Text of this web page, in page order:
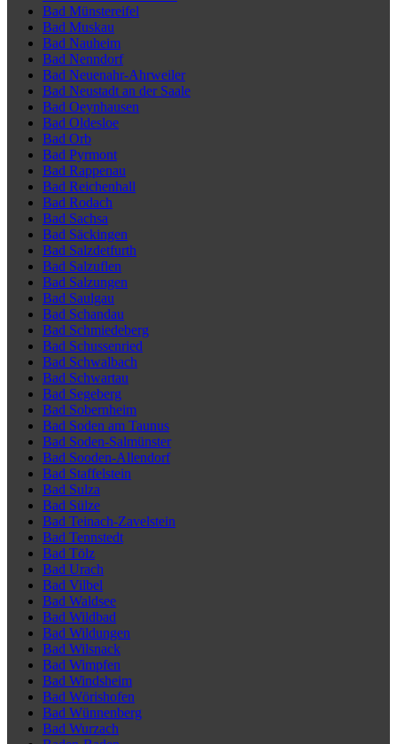
Bad Münstereifel
Bad Muskau
Bad Nauheim
Bad Nenndorf
Bad Neuenahr-Ahrweiler
Bad Neustadt an der Saale
Bad Oeynhausen
Bad Oldesloe
Bad Orb
Bad Pyrmont
Bad Rappenau
Bad Reichenhall
Bad Rodach
Bad Sachsa
Bad Säckingen
Bad Salzdetfurth
Bad Salzuflen
Bad Salzungen
Bad Saulgau
Bad Schandau
Bad Schmiedeberg
Bad Schussenried
Bad Schwalbach
Bad Schwartau
Bad Segeberg
Bad Sobernheim
Bad Soden am Taunus
Bad Soden-Salmünster
Bad Sooden-Allendorf
Bad Staffelstein
Bad Sulza
Bad Sülze
Bad Teinach-Zavelstein
Bad Tennstedt
Bad Tölz
Bad Urach
Bad Vilbel
Bad Waldsee
Bad Wildbad
Bad Wildungen
Bad Wilsnack
Bad Wimpfen
Bad Windsheim
Bad Wörishofen
Bad Wünnenberg
Bad Wurzach